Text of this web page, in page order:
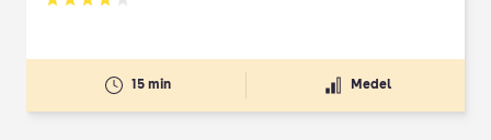
Betyg: 4.17 av 5
15 min Medel